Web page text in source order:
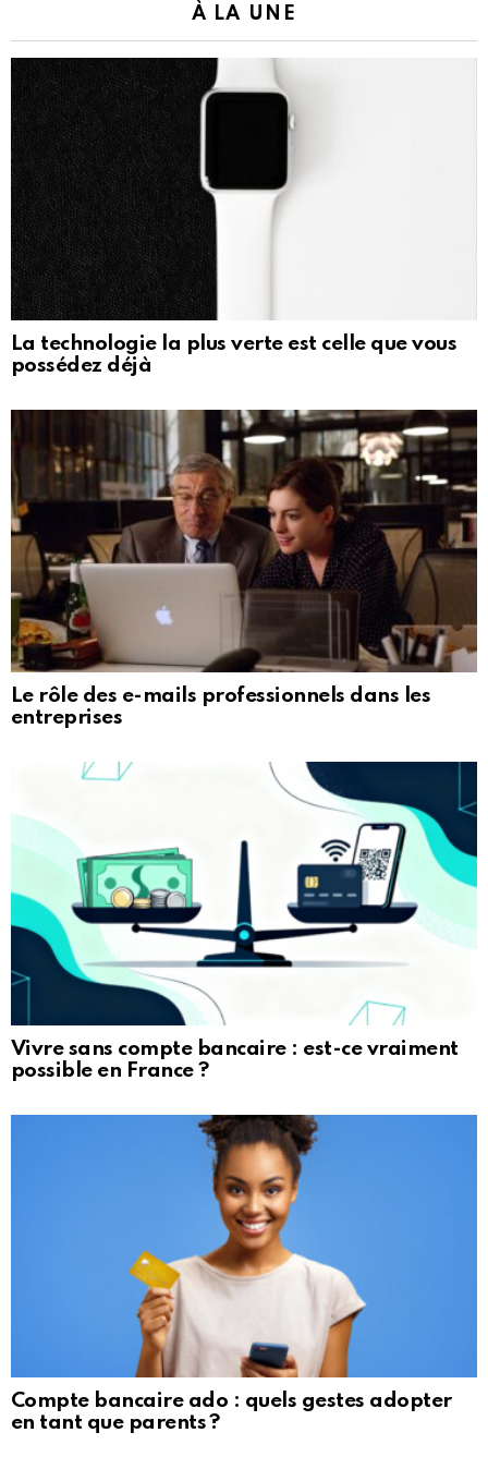
À LA UNE
La technologie la plus verte est celle que vous
possédez déjà
Le rôle des e-mails professionnels dans les
entreprises
Vivre sans compte bancaire : est-ce vraiment
possible en France ?
Compte bancaire ado : quels gestes adopter
en tant que parents ?